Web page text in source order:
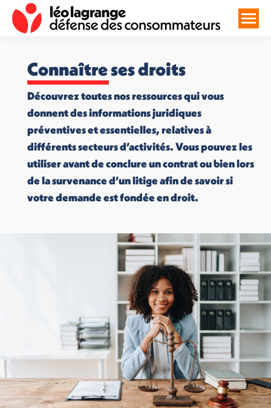
Connaître ses droits
Découvrez toutes nos ressources qui vous
donnent des informations juridiques
préventives et essentielles, relatives à
différents secteurs d’activités. Vous pouvez les
utiliser avant de conclure un contrat ou bien lors
de la survenance d’un litige afin de savoir si
votre demande est fondée en droit.